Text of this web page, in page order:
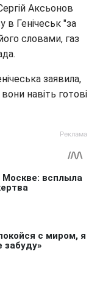
Аксьонов
в Генічеськ "за
словами, газ
заявила,
навіть готові